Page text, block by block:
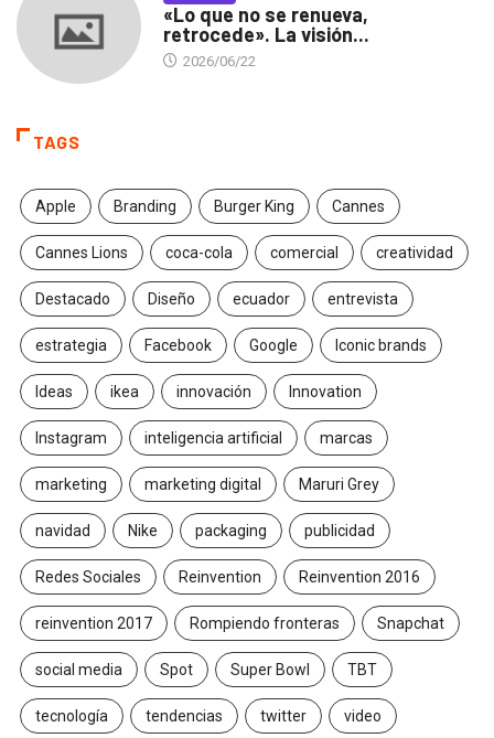
«Lo que no se renueva,
retrocede». La visión...
2026/06/22
TAGS
Apple Branding Burger King Cannes
Cannes Lions coca-cola comercial creatividad
Destacado Diseño ecuador entrevista
estrategia Facebook Google Iconic brands
Ideas ikea innovación Innovation
Instagram inteligencia artificial marcas
marketing marketing digital Maruri Grey
navidad Nike packaging publicidad
Redes Sociales Reinvention Reinvention 2016
reinvention 2017 Rompiendo fronteras Snapchat
social media Spot Super Bowl TBT
tecnología tendencias twitter video